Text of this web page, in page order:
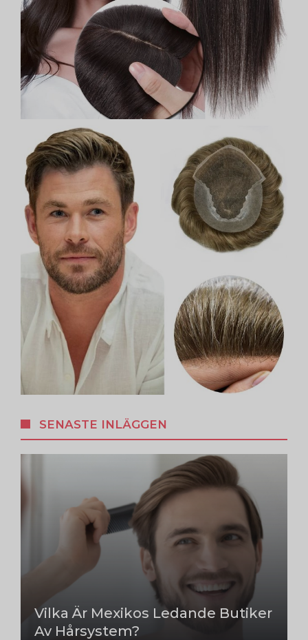
SENASTE INLÄGGEN
Vilka Är Mexikos Ledande Butiker
Av Hårsystem?